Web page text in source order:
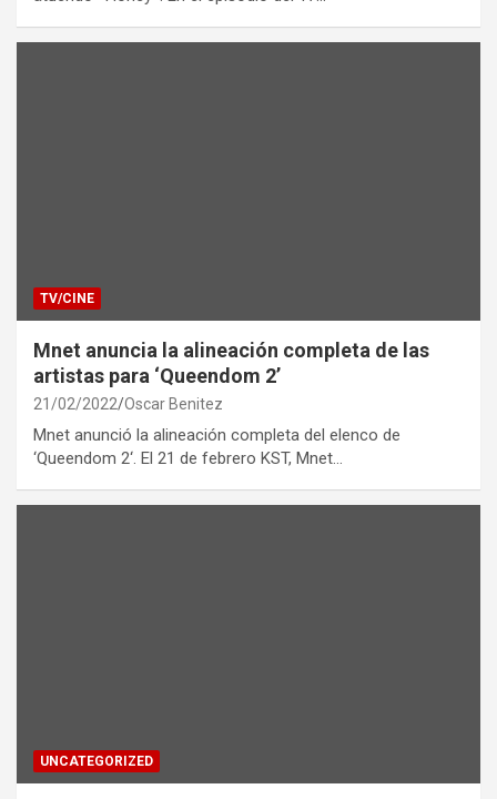
TV/CINE
Mnet anuncia la alineación completa de las
artistas para ‘Queendom 2’
21/02/2022 Oscar Benitez
Mnet anunció la alineación completa del elenco de
‘Queendom 2‘. El 21 de febrero KST, Mnet…
UNCATEGORIZED